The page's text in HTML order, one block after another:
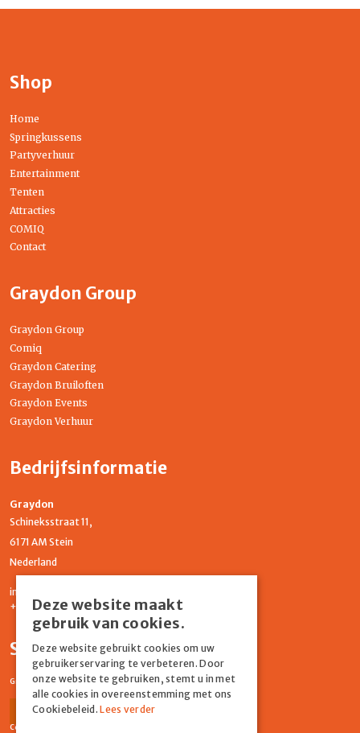
Shop
Home
Springkussens
Partyverhuur
Entertainment
Tenten
Attracties
COMIQ
Contact
Graydon Group
Graydon Group
Comiq
Graydon Catering
Graydon Bruiloften
Graydon Events
Graydon Verhuur
Bedrijfsinformatie
Graydon
Schineksstraat 11,
6171 AM Stein
Nederland
info@graydonevents.nl
+316 11435859
Social media
Graydon Events
Facebook Instagram
Comiq
Deze website maakt
gebruik van cookies.
Deze website gebruikt cookies om uw
gebruikerservaring te verbeteren. Door
onze website te gebruiken, stemt u in met
alle cookies in overeenstemming met ons
Cookiebeleid.Lees verder